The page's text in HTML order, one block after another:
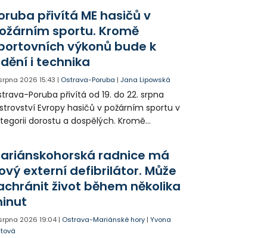
Případem už se zabývá policie, která
psa hledá.
přivítá ME hasičů v
sportu. Kromě
výkonů bude k
i technika
2026 15:43 | Ostrava-Poruba |Jana Lipowská
Poruba přivítá od 19. do 22. srpna
Evropy hasičů v požárním sportu v
dorostu a dospělých. Kromě
radnice má
externí defibrilátor. Může
život během několika
2026 19:04 | Ostrava-Mariánské hory |Yvona